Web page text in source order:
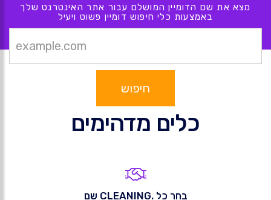
מצא את שם הדומיין המושלם עבור אתר האינטרנט שלך
באמצעות כלי חיפוש דומיין פשוט ויעיל
חיפוש
כלים מדהימים
בחר כל .CLEANING שם